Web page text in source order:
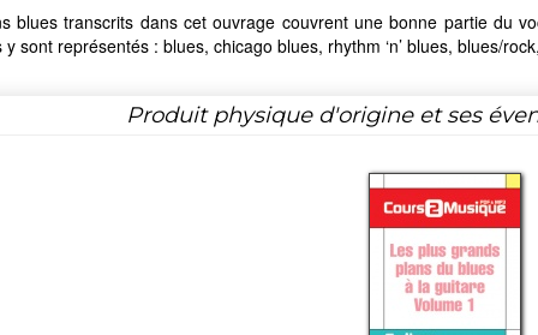
blues transcrits dans cet ouvrage couvrent une bonne partie du
y sont représentés : blues, chicago blues, rhythm ‘n’ blues, blues/
Produit physique d'origine et ses